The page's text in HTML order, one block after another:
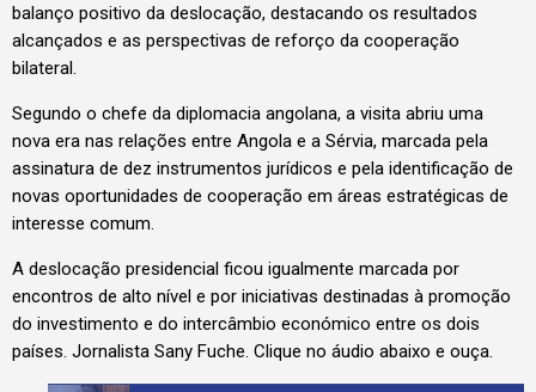
balanço positivo da deslocação, destacando os resultados
alcançados e as perspectivas de reforço da cooperação
bilateral.
Segundo o chefe da diplomacia angolana, a visita abriu uma
nova era nas relações entre Angola e a Sérvia, marcada pela
assinatura de dez instrumentos jurídicos e pela identificação de
novas oportunidades de cooperação em áreas estratégicas de
interesse comum.
A deslocação presidencial ficou igualmente marcada por
encontros de alto nível e por iniciativas destinadas à promoção
do investimento e do intercâmbio económico entre os dois
países. Jornalista Sany Fuche. Clique no áudio abaixo e ouça.